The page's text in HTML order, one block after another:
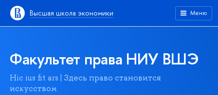
Высшая школа экономики Меню
Факультет права НИУ ВШЭ
Hic ius fit ars | Здесь право становится
искусством